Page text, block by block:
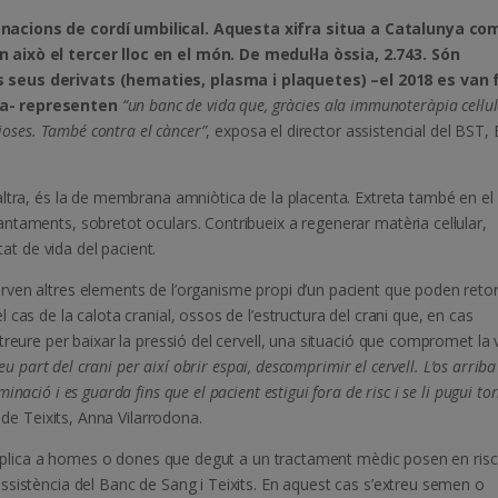
de cordí umbilical. Aquesta xifra situa a Catalunya
el tercer lloc en el món. De medul·la òssia, 2.743. Són
derivats (hematies, plasma i plaquetes) –el 2018 es van
representen “un banc de vida que, gràcies ala immunoteràpia
També contra el càncer”, exposa el director assistencial del BST,
és la de membrana amniòtica de la placenta. Extreta també en el
sobretot oculars. Contribueix a regenerar matèria cel·lular,
de vida del pacient.
altres elements de l’organisme propi d’un pacient que poden
de la calota cranial, ossos de l’estructura del crani que, en cas
per baixar la pressió del cervell, una situació que compromet la
part del crani per així obrir espai, descomprimir el cervell. L’os
i es guarda fins que el pacient estigui fora de risc i se li pugui
Teixits, Anna Vilarrodona.
a homes o dones que degut a un tractament mèdic posen en
del Banc de Sang i Teixits. En aquest cas s’extreu semen o